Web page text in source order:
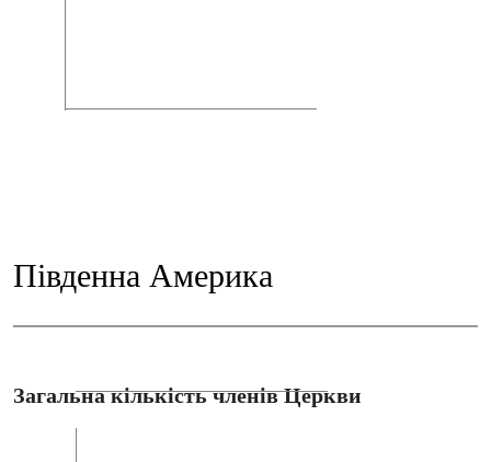
Південна Америка
Загальна кількість членів Церкви